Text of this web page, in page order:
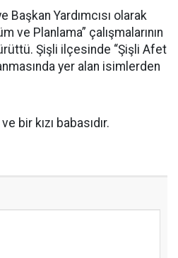
Yardımcısı olarak
ve Planlama” çalışmalarının
Şişli ilçesinde “Şişli Afet
yer alan isimlerden
bir kızı babasıdır.